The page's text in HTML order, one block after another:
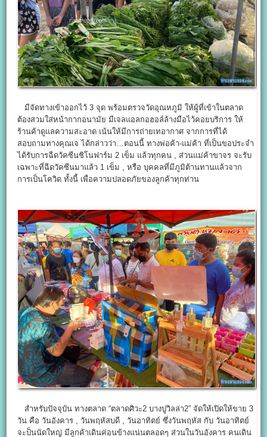
มีจัดทางเข้าออกไว้ 3 จุด พร้อมตรวจวัดอุณหภูมิ ให้ผู้ที่เข้าในตลาด
ต้องสวมใส่หน้ากากอนามัย มีเจลแอลกอฮอล์ล้างมือไว้คอยบริการ ให้
ร้านค้าดูแลความสะอาด เน้นให้มีการถ่ายเทอากาศ จากการที่ได้
สอบถามทางคุณเจ ได้กล่าวว่า…ตอนนี้ ทางพ่อค้า-แม่ค้า ที่เป็นขอประจำ
ได้รับการฉีดวัคซีนชิโนฟาร์ม 2 เข็ม แล้วทุกคน , ส่วนแม่ค้าขาจร จะรับ
เฉพาะที่ฉีดวัคซีนมาแล้ว 1 เข็ม , หรือ บุคคลที่มีภูมิต้านทานแล้วจาก
การเป็นโควิด ทั้งนี้ เพื่อความปลอดภัยของลูกค้าทุกท่าน
สำหรับปัจจุบัน ทางตลาด “ตลาดศิวะ2 บางปูวิลล่า2” จัดให้เปิดให้ขาย 3
วัน คือ วันอังคาร , วันพฤหัสบดี , วันอาทิตย์ ซึ่งวันพฤหัส กับ วันอาทิตย์
จะป็นนัดใหญ่ มีลูกค้าเดินค่อนข้างแน่นตลอดๆ ส่วนในวันอังคาร คนเดิน